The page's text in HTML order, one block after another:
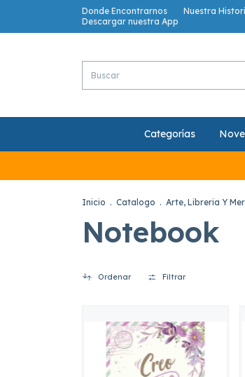
Donde Encontrarnos Nuestra
Descargar nuestra App
Categorías
Inicio . Catalogo . Arte, Libreria Y
Notebook
Ordenar Filtrar